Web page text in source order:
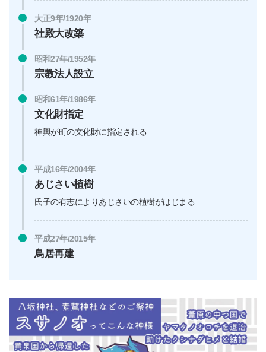
大正9年/1920年
社殿大改築
昭和27年/1952年
宗教法人設立
昭和61年/1986年
文化財指定
神輿が町の文化財に指定される
平成16年/2004年
あじさい植樹
氏子の有志によりあじさいの植樹がはじまる
平成27年/2015年
鳥居再建